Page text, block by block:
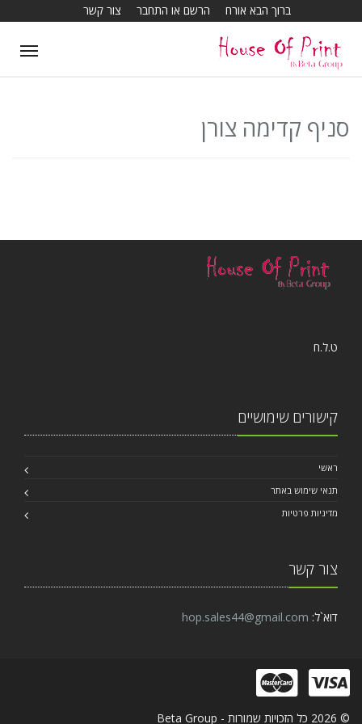
ברוך הבא אורח הרשם או התחבר צור קשר
סניף קדימה צורן
ט.ל.ח
קישורים שימושיים
ראשי
תנאי שימוש באתר
מדיניות פרטיות
צור קשר
דוא`ל: hop.sales44@gmail.com
© 2026 כל הזכויות שמורות - Beta Group